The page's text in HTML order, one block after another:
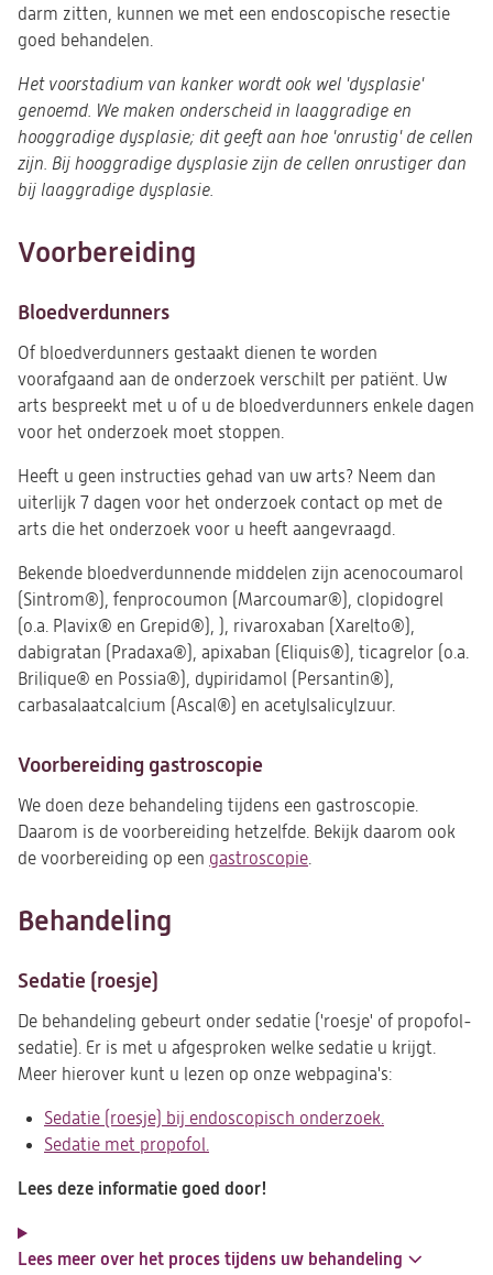
darm zitten, kunnen we met een endoscopische resectie
goed behandelen.
Het voorstadium van kanker wordt ook wel 'dysplasie'
genoemd. We maken onderscheid in laaggradige en
hooggradige dysplasie; dit geeft aan hoe 'onrustig' de cellen
zijn. Bij hooggradige dysplasie zijn de cellen onrustiger dan
bij laaggradige dysplasie.
Voorbereiding
Bloedverdunners
Of bloedverdunners gestaakt dienen te worden
voorafgaand aan de onderzoek verschilt per patiënt. Uw
arts bespreekt met u of u de bloedverdunners enkele dagen
voor het onderzoek moet stoppen.
Heeft u geen instructies gehad van uw arts? Neem dan
uiterlijk 7 dagen voor het onderzoek contact op met de
arts die het onderzoek voor u heeft aangevraagd.
Bekende bloedverdunnende middelen zijn acenocoumarol
(Sintrom®), fenprocoumon (Marcoumar®), clopidogrel
(o.a. Plavix® en Grepid®), ), rivaroxaban (Xarelto®),
dabigratan (Pradaxa®), apixaban (Eliquis®), ticagrelor (o.a.
Brilique® en Possia®), dypiridamol (Persantin®),
carbasalaatcalcium (Ascal®) en acetylsalicylzuur.
Voorbereiding gastroscopie
We doen deze behandeling tijdens een gastroscopie.
Daarom is de voorbereiding hetzelfde. Bekijk daarom ook
de voorbereiding op een gastroscopie.
Behandeling
Sedatie (roesje)
De behandeling gebeurt onder sedatie ('roesje' of propofol-
sedatie). Er is met u afgesproken welke sedatie u krijgt.
Meer hierover kunt u lezen op onze webpagina's:
Sedatie (roesje) bij endoscopisch onderzoek.
Sedatie met propofol.
Lees deze informatie goed door!
Lees meer over het proces tijdens uw behandeling